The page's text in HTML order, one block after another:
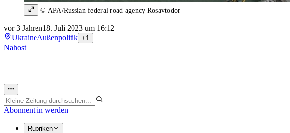
© APA/Russian federal road agency Rosavtodor
vor 3 Jahren18. Juli 2023 um 16:12
UkraineAußenpolitik +1
Nahost
Abonnent:in werden
Rubriken